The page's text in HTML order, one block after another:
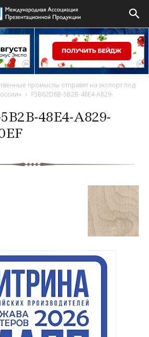
промыслы отправят на экспорт под
F5B62D8B-5B2B-48E4-A829-
48E4-A829-